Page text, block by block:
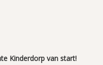
Kinderdorp van start!